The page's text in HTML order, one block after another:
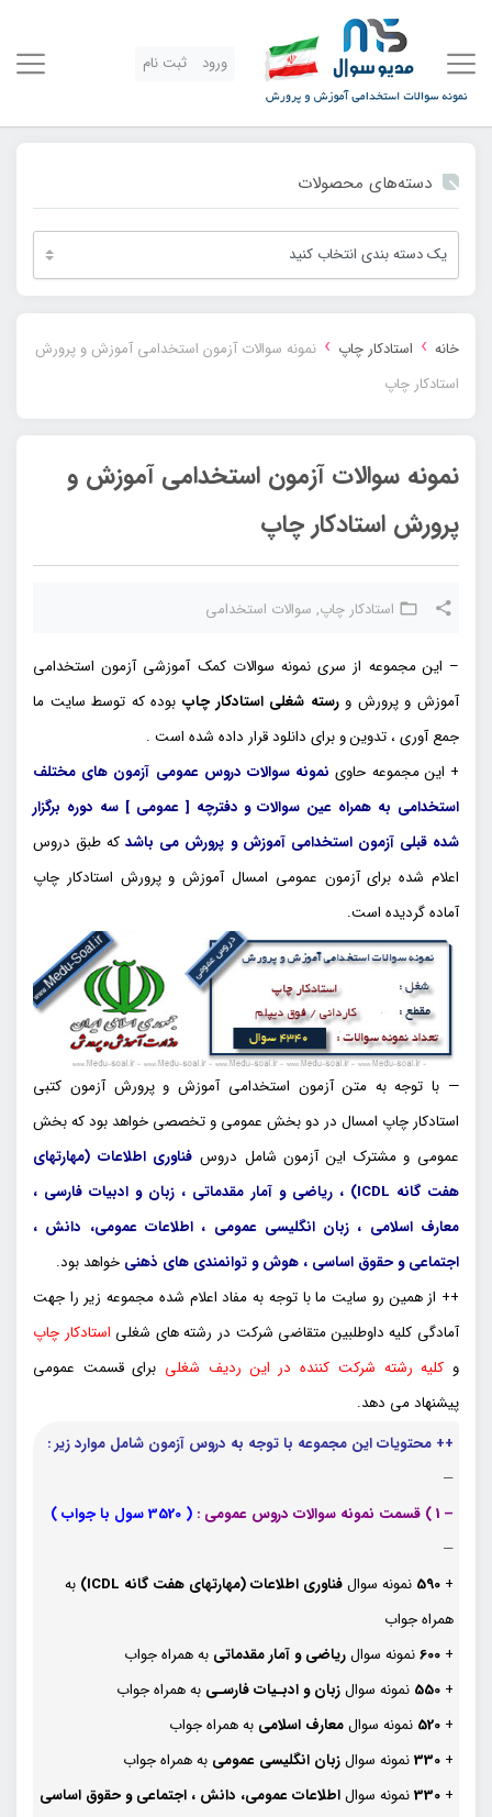
ورود ثبت نام
دسته‌های محصولات
خانه › استادکار چاپ › نمونه سوالات آزمون استخدامی آموزش و پرورش
استادکار چاپ
نمونه سوالات آزمون استخدامی آموزش و
پرورش استادکار چاپ
استادکار چاپ, سوالات استخدامی
– این مجموعه از سری نمونه سوالات کمک آموزشی آزمون استخدامی
آموزش و پرورش ورسته شغلی استادکار چاپ بوده که توسط سایت ما
جمع آوری ، تدوین و برای دانلود قرار داده شده است .
+ این مجموعه حاوی نمونه سوالات دروس عمومی آزمون های مختلف
استخدامی به همراه عین سوالات و دفترچه [ عمومی ] سه دوره برگزار
شده قبلی آزمون استخدامی آموزش و پرورش می باشدکه طبق دروس
اعلام شده برای آزمون عمومی امسال آموزش و پرورش استادکار چاپ
آماده گردیده است.
— با توجه به متن آزمون استخدامی آموزش و پرورش آزمون کتبی
استادکار چاپ امسال در دو بخش عمومی و تخصصی خواهد بود که بخش
عمومی و مشترک این آزمون شامل دروس فناوری اطلاعات (مهارتهای
هفت گانه ICDL) ، ریاضی و آمار مقدماتی ، زبان و ادبیات فارسی ،
معارف اسلامی ، زبان انگلیسی عمومی ، اطلاعات عمومی، دانش ،
اجتماعی و حقوق اساسی ، هوش و توانمندی های ذهنی خواهد بود.
++ از همین رو سایت ما با توجه به مفاد اعلام شده مجموعه زیر را جهت
آمادگی کلیه داوطلبین متقاضی شرکت در رشته های شغلی استادکار چاپ
و کلیه رشته شرکت کننده در این ردیف شغلی برای قسمت عمومی
پیشنهاد می دهد.
++ محتویات این مجموعه با توجه به دروس آزمون شامل موارد زیر :
—
– 1 ) قسمت نمونه سوالات دروس عمومی :
( 3520 سول با جواب )
—
+
نمونه سوالفناوری اطلاعات (مهارتهای هفت گانه ICDL)
به
همراه جواب
+
600نمونه سوالریاضی و آمار مقدماتی به همراه جواب
+
550 نمونه سوالزبان و ادبـیات فارسـی به همراه جواب
+
520 نمونه سوالمعارف اسلامی به همراه جواب
+
330نمونه سوالزبان انگلیسی عمومی به همراه جواب
+
330نمونه سوالاطلاعات عمومی، دانش ، اجتماعی و حقوق اساسی